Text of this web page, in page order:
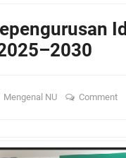
Mengenal NU Comment